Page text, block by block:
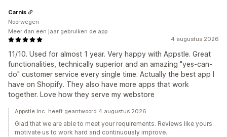
4 augustus 2026
11/10. Used for almost 1 year. Very happy with Appstle. Great
functionalities, technically superior and an amazing "yes-can-
do" customer service every single time. Actually the best app I
have on Shopify. They also have more apps that work
together. Love how they serve my webstore
Carnis
Noorwegen
Meer dan een jaar gebruiken de app
Appstle Inc. heeft geantwoord 4 augustus 2026
Glad that we are able to meet your requirements. Reviews like yours
motivate us to work hard and continuously improve.